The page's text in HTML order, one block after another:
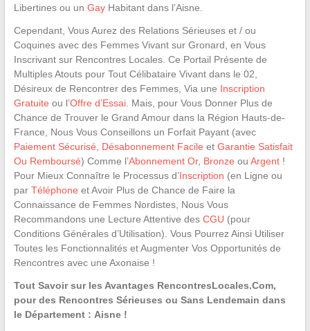
Libertines ou un GayHabitant dans l’Aisne.
Cependant, Vous Aurez des Relations Sérieuses et / ou
Coquines avec des Femmes Vivant sur Gronard, en Vous
Inscrivant sur Rencontres Locales. Ce Portail Présente de
Multiples Atouts pour Tout Célibataire Vivant dans le 02,
Désireux de Rencontrer des Femmes, Via une Inscription
Gratuite ou l’Offre d’Essai. Mais, pour Vous Donner Plus de
Chance de Trouver le Grand Amour dans la Région Hauts-de-
France, Nous Vous Conseillons un Forfait Payant (avec
Paiement Sécurisé
Désabonnement Facile et Garantie Satisfait
Ou Remboursé) Comme l’Abonnement Or, Bronze ou Argent!
Pour Mieux Connaître le Processus d’Inscription (en Ligne ou
par Téléphone et Avoir Plus de Chance de Faire la
Connaissance de Femmes Nordistes, Nous Vous
Recommandons une Lecture Attentive des CGU (pour
Conditions Générales d’Utilisation). Vous Pourrez Ainsi Utiliser
Toutes les Fonctionnalités et Augmenter Vos Opportunités de
Rencontres avec une Axonaise !
Tout Savoir sur les Avantages RencontresLocales.Com,
pour des Rencontres Sérieuses ou Sans Lendemain dans
le Département : Aisne !